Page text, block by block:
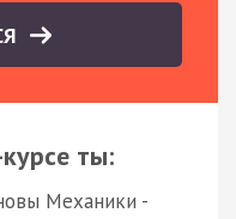
ты:
Механики -